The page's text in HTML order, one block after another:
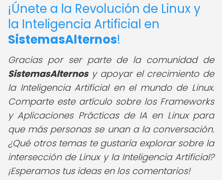
¡Únete a la Revolución de Linux y
la Inteligencia Artificial en
SistemasAlternos!
Gracias por ser parte de la comunidad de
SistemasAlternosy apoyar el crecimiento de
la Inteligencia Artificial en el mundo de Linux.
Comparte este artículo sobre los Frameworks
y Aplicaciones Prácticas de IA en Linux para
que más personas se unan a la conversación.
¿Qué otros temas te gustaría explorar sobre la
intersección de Linux y la Inteligencia Artificial?
¡Esperamos tus ideas en los comentarios!